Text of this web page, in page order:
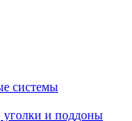
системы
и поддоны